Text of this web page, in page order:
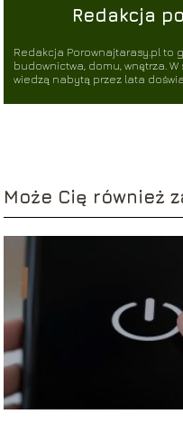
Redakcja
Redakcja Porownajtarasy.pl to
budownictwa, domu, wnętrza.
wiedzą nabytą przez lata
Może Cię również